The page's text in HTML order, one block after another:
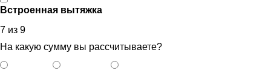
Встроенная вытяжка
7 из 9
На какую сумму вы рассчитываете?